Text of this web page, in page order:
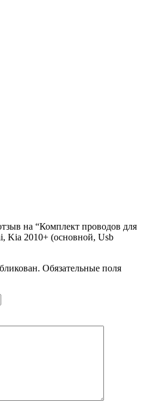
на “Комплект проводов для
Kia 2010+ (основной, Usb
Обязательные поля